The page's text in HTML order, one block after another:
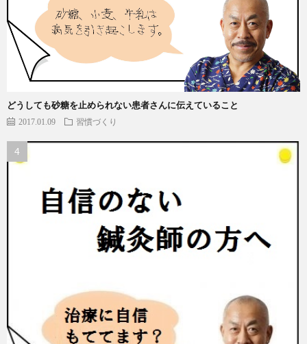
どうしても砂糖を止められない患者さんに伝えていること
2017.01.09 習慣づくり